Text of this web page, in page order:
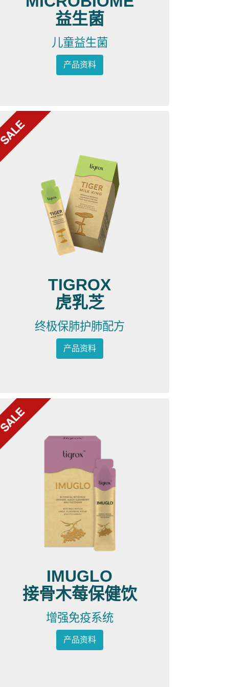
益生菌
儿童益生菌
产品资料
TIGROX
虎乳芝
终极保肺护肺配方
产品资料
IMUGLO
接骨木莓保健饮
增强免疫系统
产品资料